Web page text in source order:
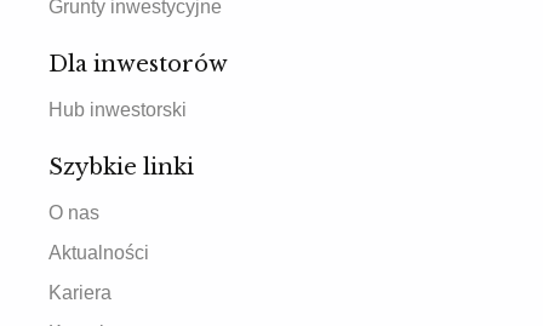
Grunty inwestycyjne
Dla inwestorów
Hub inwestorski
Szybkie linki
O nas
Aktualności
Kariera